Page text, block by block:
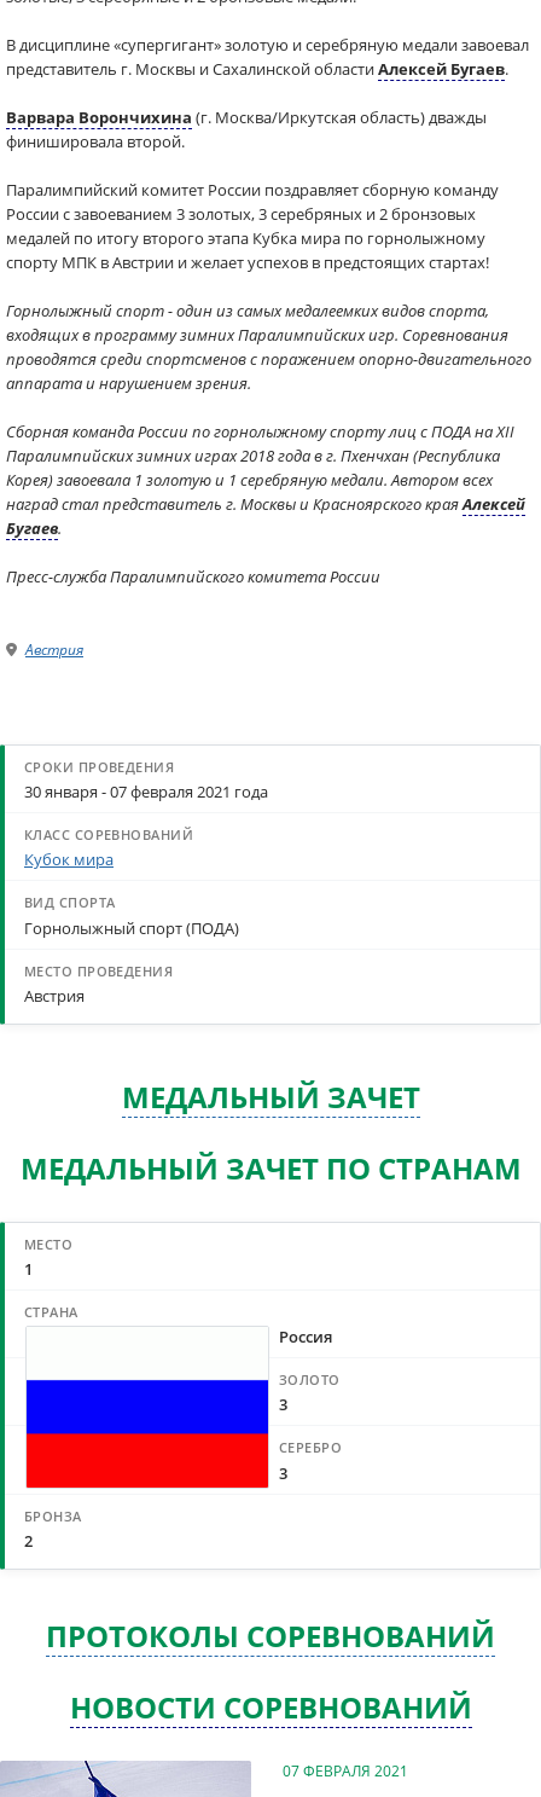
В дисциплине «супергигант» золотую и серебряную медали завоевал
представитель г. Москвы и Сахалинской областиАлексей Бугаев.
Варвара Ворончихина (г. Москва/Иркутская область) дважды
финишировала второй.
Паралимпийский комитет России поздравляет сборную команду
России с завоеванием 3 золотых, 3 серебряных и 2 бронзовых
медалей по итогу второго этапа Кубка мира по горнолыжному
спорту МПК в Австрии и желает успехов в предстоящих стартах!
Горнолыжный спорт - один из самых медалеемких видов спорта,
входящих в программу зимних Паралимпийских игр. Соревнования
проводятся среди спортсменов с поражением опорно-двигательного
аппарата и нарушением зрения.
Сборная команда России по горнолыжному спорту лиц с ПОДА на XII
Паралимпийских зимних играх 2018 года в г. Пхенчхан (Республика
Корея) завоевала 1 золотую и 1 серебряную медали. Автором всех
наград стал представитель г. Москвы и Красноярского краяАлексей
Бугаев.
Пресс-служба Паралимпийского комитета России
Австрия
30 января - 07 февраля 2021 года
Кубок мира
Горнолыжный спорт (ПОДА)
Австрия
МЕДАЛЬНЫЙ ЗАЧЕТ
МЕДАЛЬНЫЙ ЗАЧЕТ ПО СТРАНАМ
1
Россия
3
3
2
ПРОТОКОЛЫ СОРЕВНОВАНИЙ
НОВОСТИ СОРЕВНОВАНИЙ
07 ФЕВРАЛЯ 2021